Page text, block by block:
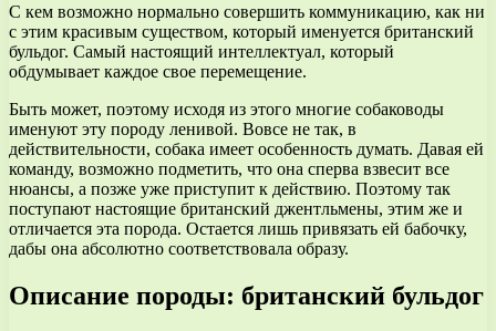
С кем возможно нормально совершить коммуникацию, как ни
с этим красивым существом, который именуется британский
бульдог. Самый настоящий интеллектуал, который
обдумывает каждое свое перемещение.
Быть может, поэтому исходя из этого многие собаководы
именуют эту породу ленивой. Вовсе не так, в
действительности, собака имеет особенность думать. Давая ей
команду, возможно подметить, что она сперва взвесит все
нюансы, а позже уже приступит к действию. Поэтому так
поступают настоящие британский джентльмены, этим же и
отличается эта порода. Остается лишь привязать ей бабочку,
дабы она абсолютно соответствовала образу.
Описание породы: британский бульдог